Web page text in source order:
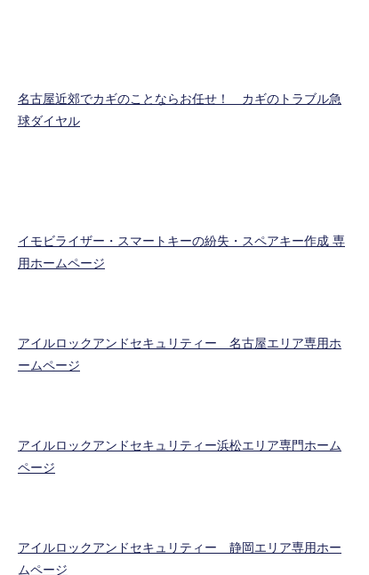
名古屋近郊でカギのことならお任せ！ カギのトラブル急
球ダイヤル
イモビライザー・スマートキーの紛失・スペアキー作成 専
用ホームページ
アイルロックアンドセキュリティー 名古屋エリア専用ホ
ームページ
アイルロックアンドセキュリティー浜松エリア専門ホーム
ページ
アイルロックアンドセキュリティー 静岡エリア専用ホー
ムページ